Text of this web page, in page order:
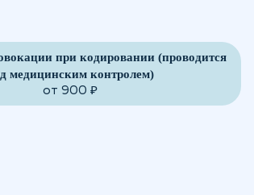
при кодировании (проводится
медицинским контролем)
от 900 ₽